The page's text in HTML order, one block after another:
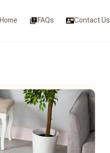
Home FAQs Contact Us